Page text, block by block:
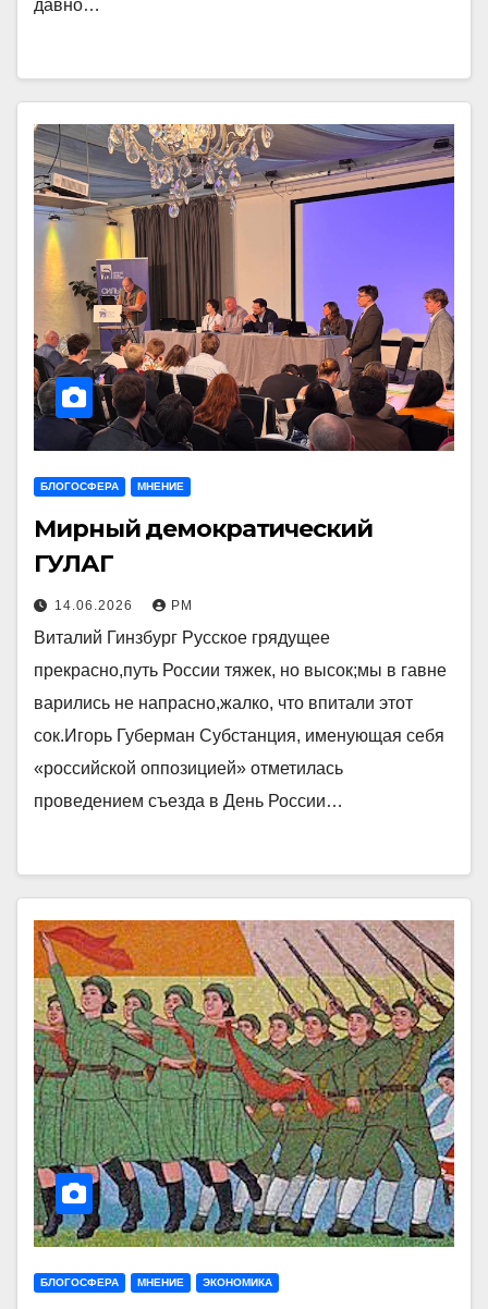
давно…
БЛОГОСФЕРА МНЕНИЕ
Мирный демократический
ГУЛАГ
14.06.2026 РМ
Виталий Гинзбург Русское грядущее
прекрасно,путь России тяжек, но высок;мы в гавне
варились не напрасно,жалко, что впитали этот
сок.Игорь Губерман Субстанция, именующая себя
«российской оппозицией» отметилась
проведением съезда в День России…
БЛОГОСФЕРА МНЕНИЕ ЭКОНОМИКА